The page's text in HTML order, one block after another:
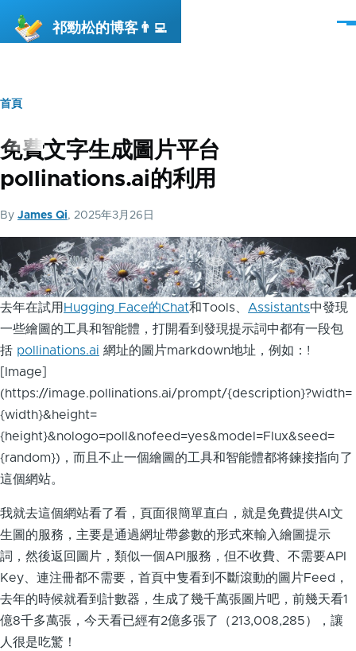
祁勁松的博客👨‍💻
選
導
航
連
結
首頁
免費文字生成圖片平台
pollinations.ai的利用
By James Qi, 2025年3月26日
去年在試用 Hugging Face的Chat和Tools、 Assistants中發現
一些繪圖的工具和智能體，打開看到發現提示詞中都有一段包
括 pollinations.ai 網址的圖片markdown地址，例如：!
[Image]
(https://image.pollinations.ai/prompt/{description}?width=
{width}&height=
{height}&nologo=poll&nofeed=yes&model=Flux&seed=
{random})，而且不止一個繪圖的工具和智能體都将鍊接指向了
這個網站。
我就去這個網站看了看，頁面很簡單直白，就是免費提供AI文
生圖的服務，主要是通過網址帶參數的形式來輸入繪圖提示
詞，然後返回圖片，類似一個API服務，但不收費、不需要API
Key、連注冊都不需要，首頁中隻看到不斷滾動的圖片Feed，
去年的時候就看到計數器，生成了幾千萬張圖片吧，前幾天看1
億8千多萬張，今天看已經有2億多張了（213,008,285），讓
人很是吃驚！